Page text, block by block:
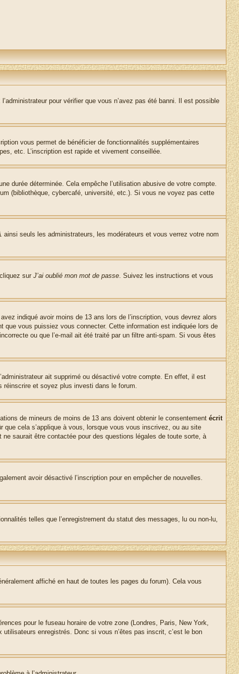
pour vérifier que vous n’avez pas été banni. Il est possible
vous permet de bénéficier de fonctionnalités supplémentaires
etc. L’inscription est rapide et vivement conseillée.
durée déterminée. Cela empêche l’utilisation abusive de votre compte.
(bibliothèque, cybercafé, université, etc.). Si vous ne voyez pas cette
ainsi seuls les administrateurs, les modérateurs et vous verrez votre nom
sur J’ai oublié mon mot de passe. Suivez les instructions et vous
indiqué avoir moins de 13 ans lors de l’inscription, vous devrez alors
vous puissiez vous connecter. Cette information est indiquée lors de
ou que l’e-mail ait été traité par un filtre anti-spam. Si vous êtes
ait supprimé ou désactivé votre compte. En effet, il est
réinscrire et soyez plus investi dans le forum.
de mineurs de moins de 13 ans doivent obtenir le consentement écrit
que cela s’applique à vous, lorsque vous vous inscrivez, ou au site
saurait être contactée pour des questions légales de toute sorte, à
avoir désactivé l’inscription pour en empêcher de nouvelles.
telles que l’enregistrement du statut des messages, lu ou non-lu,
affiché en haut de toutes les pages du forum). Cela vous
pour le fuseau horaire de votre zone (Londres, Paris, New York,
enregistrés. Donc si vous n’êtes pas inscrit, c’est le bon